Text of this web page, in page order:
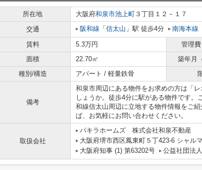
所在地 大阪府和泉市池上町 ３丁目１２－１７
交通
阪和線 「 信太山 」駅 徒歩4分 南海本線
賃料 5.3万円 管理
面積
22.70㎡ 築年月
種別/構造
アパート / 軽量鉄骨
備考
和泉市周辺にある物件をお求めの方は「
しょうか。徒歩4分に駅がある物件です。
和線信太山周辺に立地する物件情報をご
ば、お気軽にお問い合わせください。
取扱会社
パキラホームズ 株式会社和泉不動産
大阪府堺市西区鳳東町５丁423-6 シャル
大阪府知事 (1) 第63202号
公益社団法